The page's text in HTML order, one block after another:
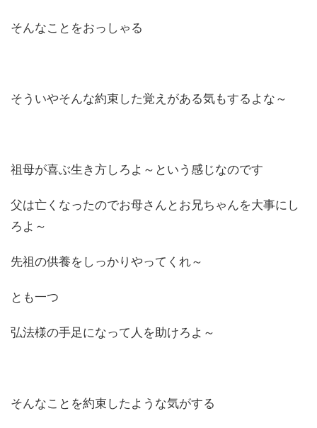
そんなことをおっしゃる
そういやそんな約束した覚えがある気もするよな～
祖母が喜ぶ生き方しろよ～という感じなのです
父は亡くなったのでお母さんとお兄ちゃんを大事にし
ろよ～
先祖の供養をしっかりやってくれ～
とも一つ
弘法様の手足になって人を助けろよ～
そんなことを約束したような気がする